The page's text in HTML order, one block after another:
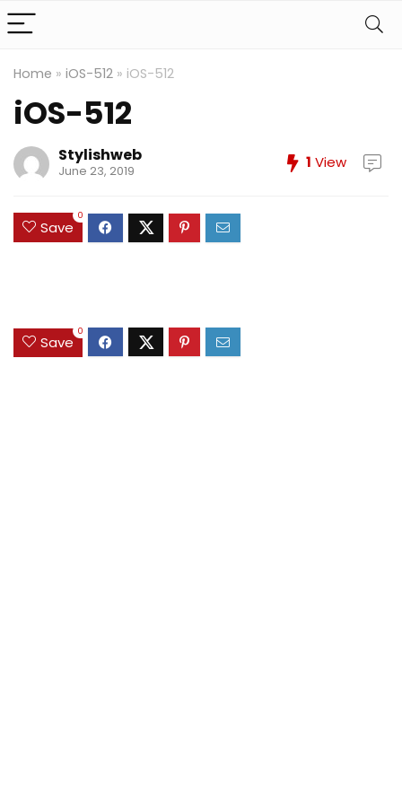
Home » iOS-512 » iOS-512
iOS-512
Stylishweb
June 23, 2019 1 View
Save
0
Save
0